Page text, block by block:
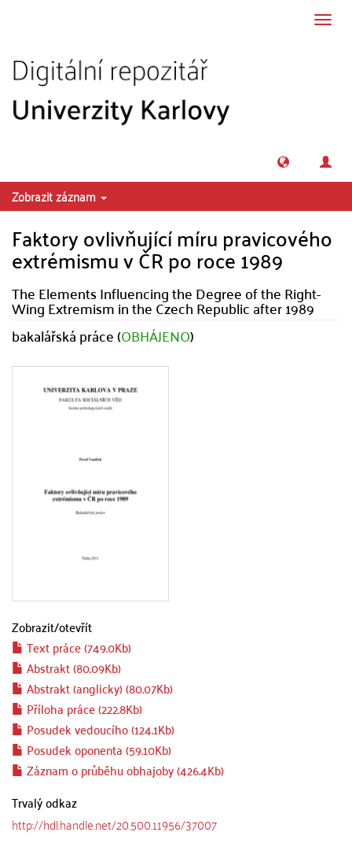
Zobrazit záznam
Faktory ovlivňující míru pravicového
extrémismu v ČR po roce 1989
The Elements Influencing the Degree of the Right-
Wing Extremism in the Czech Republic after 1989
bakalářská práce (OBHÁJENO)
Zobrazit/otevřít
Text práce (749.0Kb)
Abstrakt (80.09Kb)
Abstrakt (anglicky) (80.07Kb)
Příloha práce (222.8Kb)
Posudek vedoucího (124.1Kb)
Posudek oponenta (59.10Kb)
Záznam o průběhu obhajoby (426.4Kb)
Trvalý odkaz
http://hdl.handle.net/20.500.11956/37007